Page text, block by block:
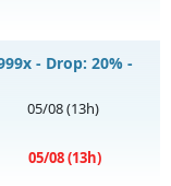
SINH TỬ💀
- Drop: 20% -
05/08(13h)
05/08(13h)